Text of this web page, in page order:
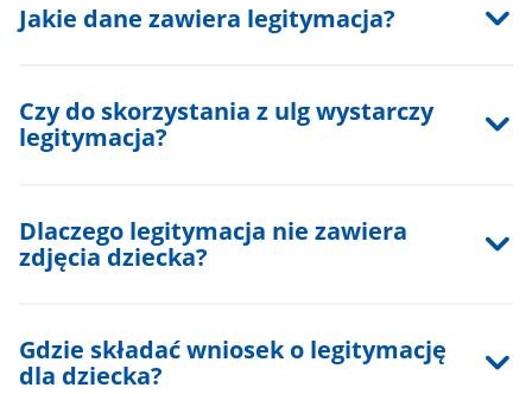
Jakie dane zawiera legitymacja?
Czy do skorzystania z ulg wystarczy
legitymacja?
Dlaczego legitymacja nie zawiera
zdjęcia dziecka?
Gdzie składać wniosek o legitymację
dla dziecka?